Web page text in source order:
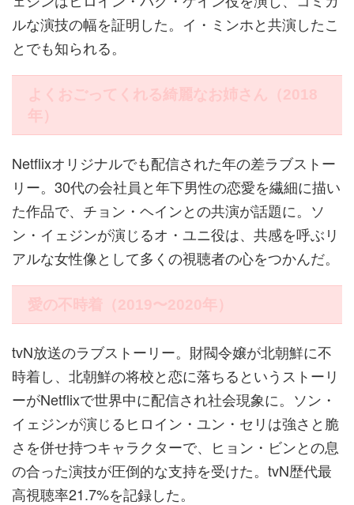
ルな演技の幅を証明した。イ・ミンホと共演したこ
とでも知られる。
よくおごってくれる綺麗なお姉さん（2018
年）
Netflixオリジナルでも配信された年の差ラブストー
リー。30代の会社員と年下男性の恋愛を繊細に描い
た作品で、チョン・ヘインとの共演が話題に。ソ
ン・イェジンが演じるオ・ユニ役は、共感を呼ぶリ
アルな女性像として多くの視聴者の心をつかんだ。
愛の不時着（2019〜2020年）
tvN放送のラブストーリー。財閥令嬢が北朝鮮に不
時着し、北朝鮮の将校と恋に落ちるというストーリ
ーがNetflixで世界中に配信され社会現象に。ソン・
イェジンが演じるヒロイン・ユン・セリは強さと脆
さを併せ持つキャラクターで、ヒョン・ビンとの息
の合った演技が圧倒的な支持を受けた。tvN歴代最
高視聴率21.7%を記録した。